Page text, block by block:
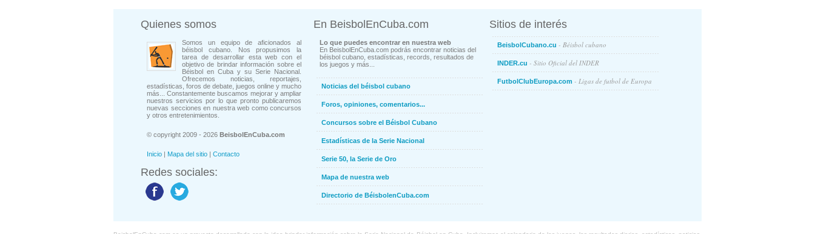
Quienes somos
Somos un equipo de aficionados al
béisbol cubano. Nos propusimos la
tarea de desarrollar esta web con el
objetivo de brindar información sobre el
Béisbol en Cuba y su Serie Nacional.
Ofrecemos noticias, reportajes,
estadísticas, foros de debate, juegos online y mucho
más... Constantemente buscamos mejorar y ampliar
nuestros servicios por lo que pronto publicaremos
nuevas secciones en nuestra web como concursos
y otros entretenimientos.
© copyright 2009 - 2026 BeisbolEnCuba.com
Inicio | Mapa del sitio | Contacto
Redes sociales:
En BeisbolEnCuba.com
Lo que puedes encontrar en nuestra web
En BeisbolEnCuba.com podrás encontrar noticias del
béisbol cubano, estadísticas, records, resultados de
los juegos y más...
Noticias del béisbol cubano
Foros, opiniones, comentarios...
Concursos sobre el Béisbol Cubano
Estadísticas de la Serie Nacional
Serie 50, la Serie de Oro
Mapa de nuestra web
Directorio de BéisbolenCuba.com
Sitios de interés
BeisbolCubano.cu - Béisbol cubano
INDER.cu - Sitio Oficial del INDER
FutbolClubEuropa.com - Ligas de futbol de Europa